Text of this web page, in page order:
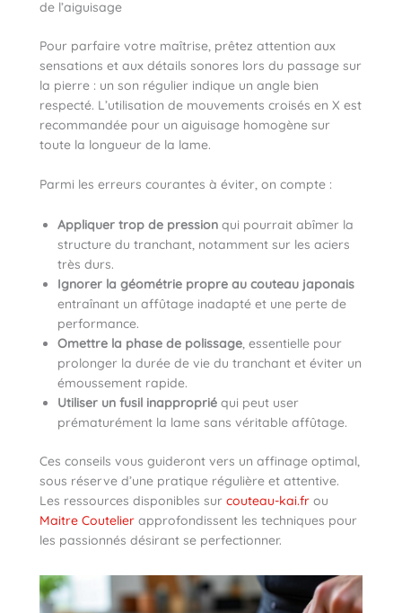
de l’aiguisage
Pour parfaire votre maîtrise, prêtez attention aux
sensations et aux détails sonores lors du passage sur
la pierre : un son régulier indique un angle bien
respecté. L’utilisation de mouvements croisés en X est
recommandée pour un aiguisage homogène sur
toute la longueur de la lame.
Parmi les erreurs courantes à éviter, on compte :
Appliquer trop de pression qui pourrait abîmer la
structure du tranchant, notamment sur les aciers
très durs.
Ignorer la géométrie propre au couteau japonais
entraînant un affûtage inadapté et une perte de
performance.
Omettre la phase de polissage, essentielle pour
prolonger la durée de vie du tranchant et éviter un
émoussement rapide.
Utiliser un fusil inapproprié qui peut user
prématurément la lame sans véritable affûtage.
Ces conseils vous guideront vers un affinage optimal,
sous réserve d’une pratique régulière et attentive.
Les ressources disponibles sur couteau-kai.fr ou
Maitre Coutelier approfondissent les techniques pour
les passionnés désirant se perfectionner.